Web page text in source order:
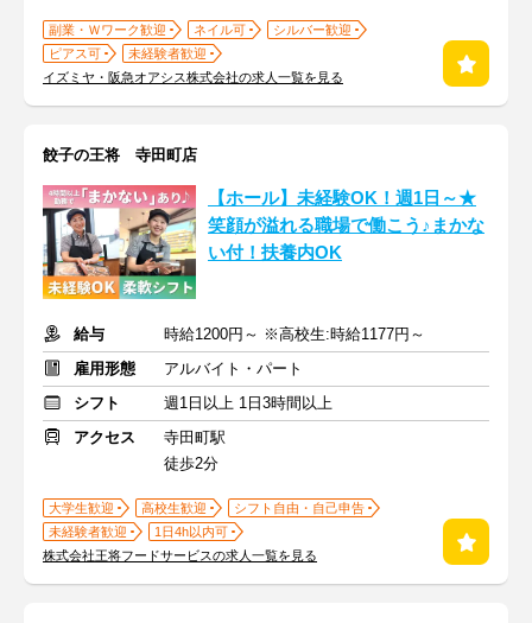
副業・Ｗワーク歓迎 ネイル可
シルバー歓迎
ピアス可
未経験者歓迎
イズミヤ・阪急オアシス株式会社の求人一覧を見る
餃子の王将 寺田町店
【ホール】未経験OK！週1日～★
笑顔が溢れる職場で働こう♪まかな
い付！扶養内OK
給与
時給1200円～ ※高校生:時給1177円～
雇用形態
アルバイト・パート
シフト
週1日以上 1日3時間以上
アクセス
寺田町駅
徒歩2分
大学生歓迎 高校生歓迎
シフト自由・自己申告
未経験者歓迎
1日4h以内可
株式会社王将フードサービスの求人一覧を見る